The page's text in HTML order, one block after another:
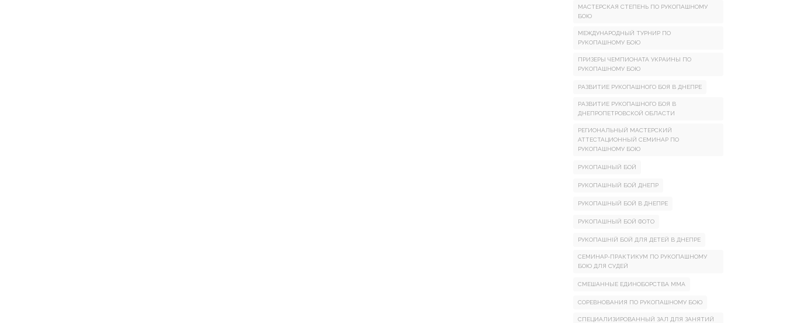
МАСТЕРСКАЯ СТЕПЕНЬ ПО РУКОПАШНОМУ
БОЮ
МЕЖДУНАРОДНЫЙ ТУРНИР ПО
РУКОПАШНОМУ БОЮ
ПРИЗЕРЫ ЧЕМПИОНАТА УКРАИНЫ ПО
РУКОПАШНОМУ БОЮ
РАЗВИТИЕ РУКОПАШНОГО БОЯ В ДНЕПРЕ
РАЗВИТИЕ РУКОПАШНОГО БОЯ В
ДНЕПРОПЕТРОВСКОЙ ОБЛАСТИ
РЕГИОНАЛЬНЫЙ МАСТЕРСКИЙ
АТТЕСТАЦИОННЫЙ СЕМИНАР ПО
РУКОПАШНОМУ БОЮ
РУКОПАШНЫЙ БОЙ
РУКОПАШНЫЙ БОЙ ДНЕПР
РУКОПАШНЫЙ БОЙ В ДНЕПРЕ
РУКОПАШНЫЙ БОЙ ФОТО
РУКОПАШНІЙ БОЙ ДЛЯ ДЕТЕЙ В ДНЕПРЕ
СЕМИНАР-ПРАКТИКУМ ПО РУКОПАШНОМУ
БОЮ ДЛЯ СУДЕЙ
СМЕШАННЫЕ ЕДИНОБОРСТВА ММА
СОРЕВНОВАНИЯ ПО РУКОПАШНОМУ БОЮ
СПЕЦИАЛИЗИРОВАННЫЙ ЗАЛ ДЛЯ ЗАНЯТИЙ